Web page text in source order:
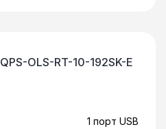
QPS-OLS-RT-10-192SK-E
1 порт USB